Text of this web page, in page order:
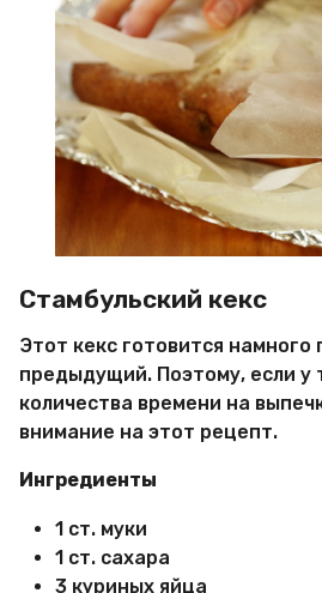
Стамбульский кекс
Этот кекс готовится
предыдущий. Поэтому, если у
количества времени на
внимание на этот рецепт.
Ингредиенты
1 ст. муки
1 ст. сахара
3 куриных яйца